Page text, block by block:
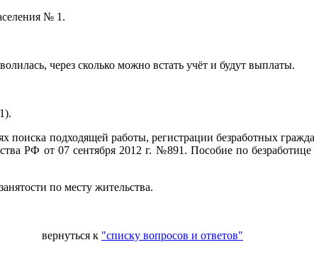
№ 1.
через сколько можно встать учёт и будут выплаты.
подходящей работы, регистрации безработных
РФ от 07 сентября 2012 г. №891. Пособие по безработице
по месту жительства.
вернуться к "списку вопросов и ответов"